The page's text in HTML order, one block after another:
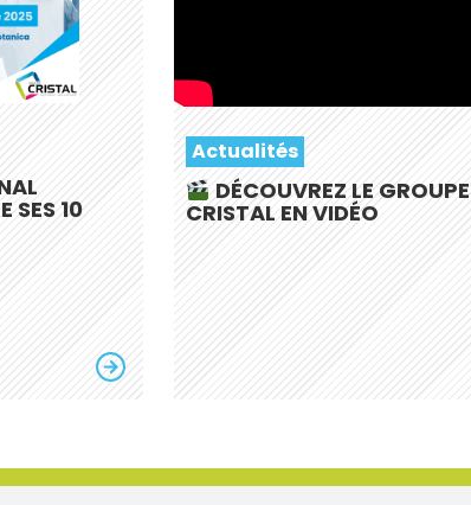
SES 10
Actualités
DÉCOUVREZ LE GROUPE
CRISTAL EN VIDÉO